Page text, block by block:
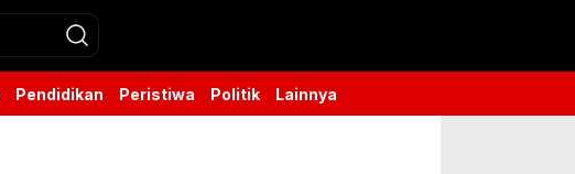
Pendidikan Peristiwa Politik Lainnya